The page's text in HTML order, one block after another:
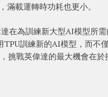
滿載運轉時功耗也更小。
在為訓練新大型AI模型所
訓練新的AI模型，而不
挑戰英偉達的最大機會在